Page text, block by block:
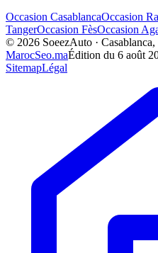
Occasion CasablancaOccasion
TangerOccasion FèsOccasion
© 2026 SoeezAuto ·
MarocSeo.maÉdition du 6 août
SitemapLégal